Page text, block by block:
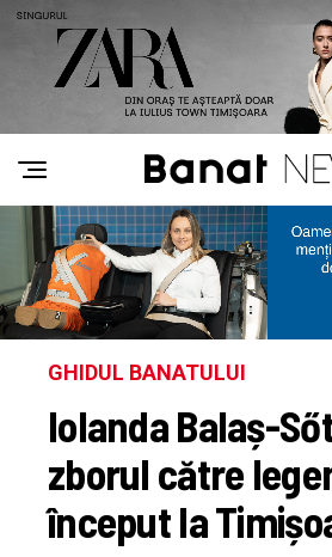
GHIDUL BANATULUI
Iolanda Balaș-
zborul către
început la